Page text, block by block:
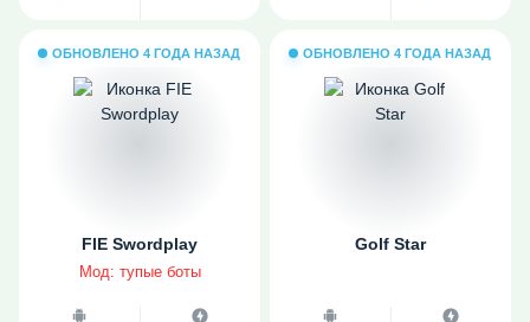
ОБНОВЛЕНО 4 ГОДА НАЗАД
FIE Swordplay
Мод: тупые боты
ОБНОВЛЕНО 4 ГОДА НАЗАД
Golf Star